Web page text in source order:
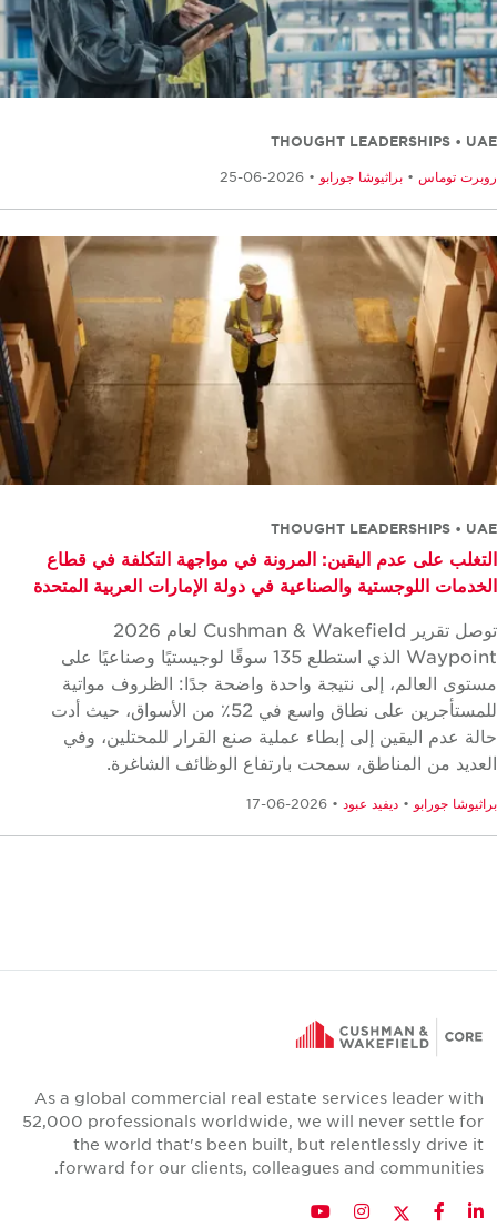
THOUGHT LEADERSHIPS •
توماس• براثيوشا جورابو• 2026-06-25
THOUGHT LEADERSHIPS •
على عدم اليقين: المرونة في مواجهة التكلفة في قطاع
اللوجستية والصناعية في دولة الإمارات العربية المتحدة
توصل تقرير Cushman & Wakefield لعام 2026
Waypoint الذي استطلع 135 سوقًا لوجيستيًا وصناعيًا على
العالم، إلى نتيجة واحدة واضحة جدًا: الظروف مواتية
للمستأجرين على نطاق واسع في 52٪ من الأسواق، حيث أدت
عدم اليقين إلى إبطاء عملية صنع القرار للمحتلين، وفي
من المناطق، سمحت بارتفاع الوظائف الشاغرة.
جورابو• ديفيد عبود• 2026-06-17
As a global commercial real estate services leader with
52,000 professionals worldwide, we will never settle for
the world that's been built, but relentlessly drive it
forward for our clients, colleagues and communities.
LinkedIn
Facebook
Twitter
Instagram
YouTube